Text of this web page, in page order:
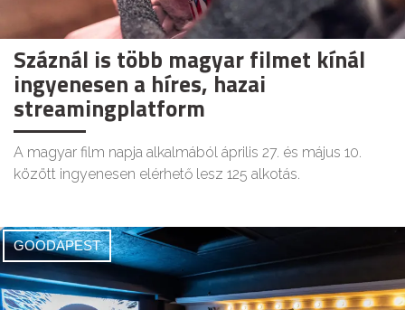
Száznál is több magyar filmet kínál
ingyenesen a híres, hazai
streamingplatform
A magyar film napja alkalmából április 27. és május 10.
között ingyenesen elérhető lesz 125 alkotás.
GOODAPEST